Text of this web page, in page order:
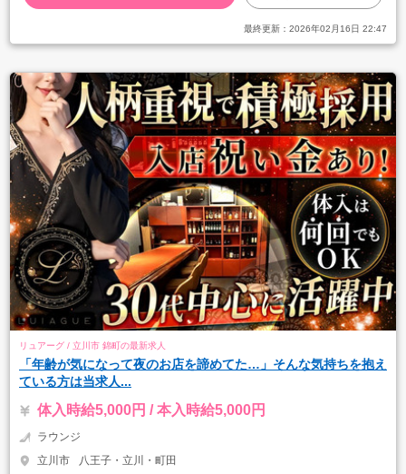
最終更新： 2026年02月16日 22:47
リュアーグ / 立川市 錦町の最新求人
「年齢が気になって夜のお店を諦めてた…」そんな気持ちを抱え
ている方は当求人...
体入時給5,000円 / 本入時給5,000円
ラウンジ
立川市
八王子・立川・町田